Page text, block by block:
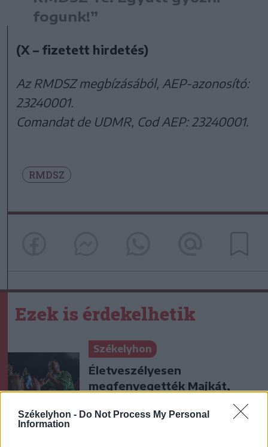
Székelyhon - Do Not Process My Personal
Information
fogunk!”
(X – fizetett hirdetés)
Az RMDSZ megbízásából, AEP-azonosító:
23240001.
Comandat de UDMR, Cod AEP: 23240001.
RMDSZ
Ezek is érdekelhetik
Székelyhon
Életveszélyesen
megfenyegették Majkát,
elmarad a sepsiszentgyörgyi
koncertje